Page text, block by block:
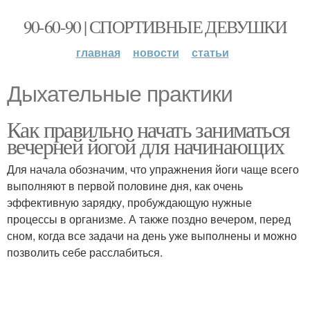
90-60-90 | СПОРТИВНЫЕ ДЕВУШКИ
главная новости статьи
Дыхательные практики
Как правильно начать заниматься
вечерней йогой для начинающих
Для начала обозначим, что упражнения йоги чаще всего
выполняют в первой половине дня, как очень
эффективную зарядку, пробуждающую нужные
процессы в организме. А также поздно вечером, перед
сном, когда все задачи на день уже выполнены и можно
позволить себе расслабиться.